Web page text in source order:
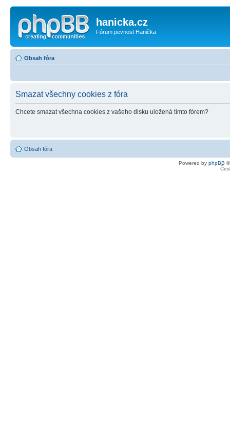
hanicka.cz
Fórum pevnost Hanička
Obsah fóra
Smazat všechny cookies z fóra
Chcete smazat všechna cookies z vašeho disku uložená tímto fórem?
Obsah fóra
Powered by phpBB